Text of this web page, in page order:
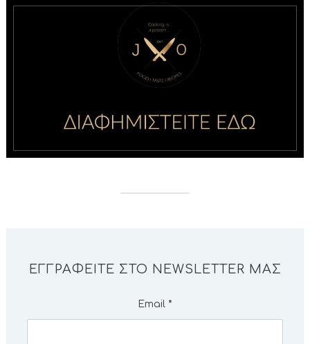
ΕΓΓΡΑΦΕΊΤΕ ΣΤΟ NEWSLETTER ΜΑΣ
Email *